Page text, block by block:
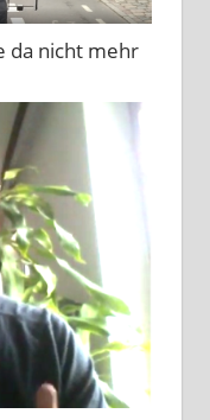
da nicht mehr